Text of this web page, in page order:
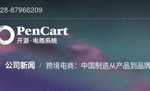
87966209
公司新闻 跨境电商：中国制造从产品到品